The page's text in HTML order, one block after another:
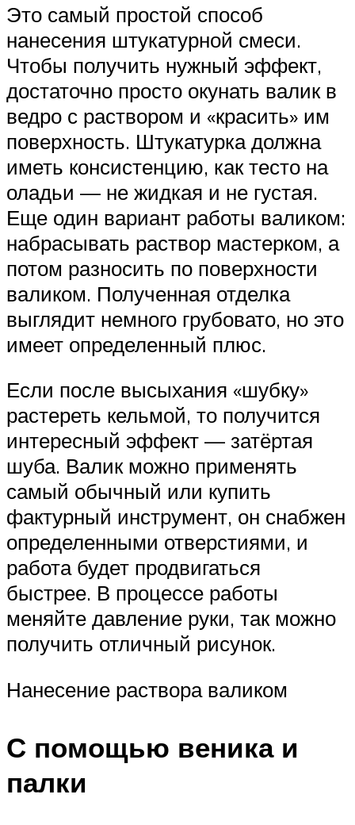
Это самый простой способ
нанесения штукатурной смеси.
Чтобы получить нужный эффект,
достаточно просто окунать валик в
ведро с раствором и «красить» им
поверхность. Штукатурка должна
иметь консистенцию, как тесто на
оладьи — не жидкая и не густая.
Еще один вариант работы валиком:
набрасывать раствор мастерком, а
потом разносить по поверхности
валиком. Полученная отделка
выглядит немного грубовато, но это
имеет определенный плюс.
Если после высыхания «шубку»
растереть кельмой, то получится
интересный эффект — затёртая
шуба. Валик можно применять
самый обычный или купить
фактурный инструмент, он снабжен
определенными отверстиями, и
работа будет продвигаться
быстрее. В процессе работы
меняйте давление руки, так можно
получить отличный рисунок.
Нанесение раствора валиком
С помощью веника и
палки